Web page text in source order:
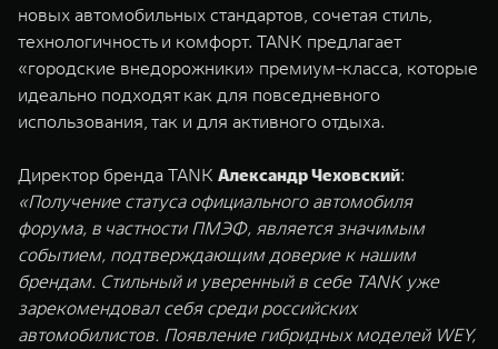
новых автомобильных стандартов, сочетая стиль,
технологичность и комфорт. TANK предлагает
«городские внедорожники» премиум-класса, которые
идеально подходят как для повседневного
использования, так и для активного отдыха.
Директор бренда TANK Александр Чеховский:
«Получение статуса официального автомобиля
форума, в частности ПМЭФ, является значимым
событием, подтверждающим доверие к нашим
брендам. Стильный и уверенный в себе TANK уже
зарекомендовал себя среди российских
автомобилистов. Появление гибридных моделей WEY,